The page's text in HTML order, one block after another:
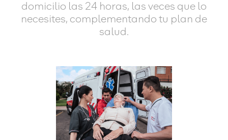
domicilio las 24 horas, las veces que lo
necesites, complementando tu plan de
salud.